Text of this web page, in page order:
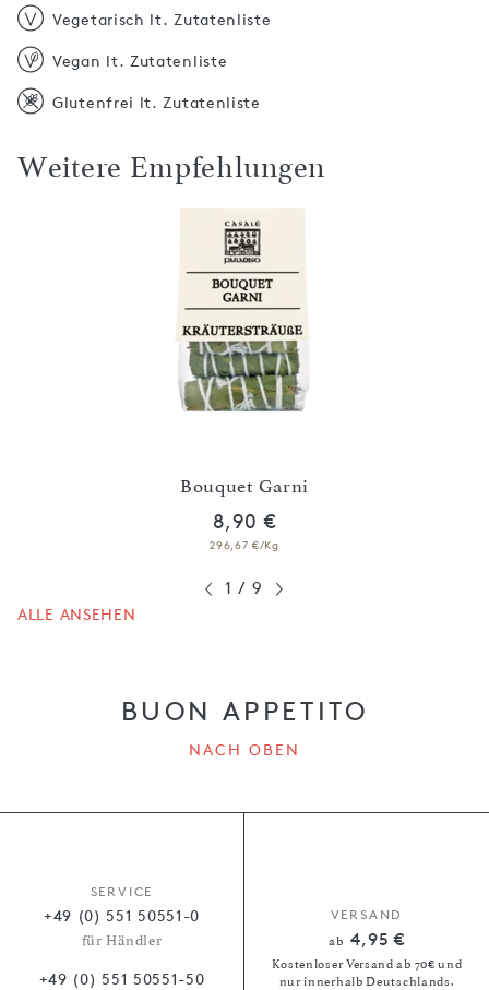
Vegetarisch lt. Zutatenliste
Vegan lt. Zutatenliste
Glutenfrei lt. Zutatenliste
Weitere Empfehlungen
Bouquet Garni
8,90 €
296,67 €/Kg
1 / 9
ALLE ANSEHEN
BUON APPETITO
NACH OBEN
SERVICE
+49 (0) 551 50551-0
für Händler
+49 (0) 551 50551-50
VERSAND
ab 4,95 €
Kostenloser Versand ab 70€ und
nur innerhalb Deutschlands.